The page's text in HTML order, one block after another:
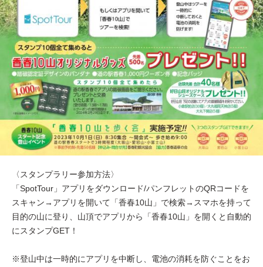
〈スタンプラリー参加方法〉
「SpotTour」アプリをダウンロード/パンフレットのQRコードを
スキャン→アプリを開いて「香春10山」で検索→スマホを持って
目的の山に登り、山頂でアプリから「香春10山」を開くと自動的
にスタンプGET！
※登山中は一時的にアプリを中断し、電池の消耗を防ぐことをお